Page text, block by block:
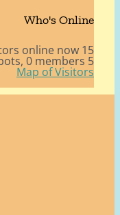
Who's
10 bots, 0 members
Map of